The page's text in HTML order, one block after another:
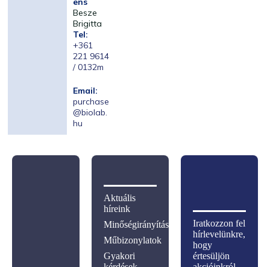
Besze
Brigitta
Tel:
+361
221 9614
/ 0132m
Email:
purchase
@biolab.
hu
Iratkozzon fel
hírlevelünkre,
hogy
értesüljön
Aktuális
híreink
Minőségirányítás
Műbizonylatok
Gyakori